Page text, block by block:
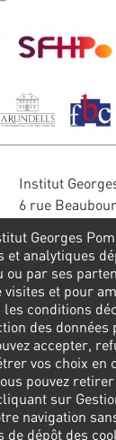
Institut
6 rue
Tél. : 01 44 78
touch
FORM
us
Georges
et analytiques
ou par ses
visites et pour
les conditions
des
accepter,
vos choix en
pouvez
sur
navigation
de dépôt des